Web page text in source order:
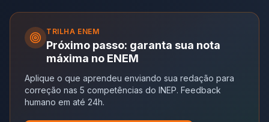
TRILHA ENEM
Próximo passo: garanta sua nota
máxima no ENEM
Aplique o que aprendeu enviando sua redação para
correção nas 5 competências do INEP. Feedback
humano em até 24h.